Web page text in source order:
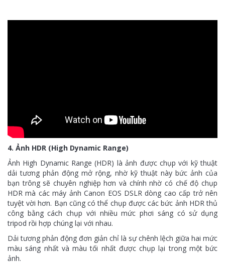
4. Ảnh HDR (High Dynamic Range)
Ảnh High Dynamic Range (HDR) là ảnh được chụp với kỹ thuật
dải tương phản động mở rộng, nhờ kỹ thuật này bức ảnh của
bạn trông sẽ chuyên nghiệp hơn và chính nhờ có chế độ chụp
HDR mà các máy ảnh Canon EOS DSLR dòng cao cấp trở nên
tuyệt vời hơn. Bạn cũng có thể chụp được các bức ảnh HDR thủ
công bằng cách chụp với nhiều mức phơi sáng có sử dụng
tripod rồi hợp chúng lại với nhau.
Dải tương phản động đơn giản chỉ là sự chênh lệch giữa hai mức
màu sáng nhất và màu tối nhất được chụp lại trong một bức
ảnh.